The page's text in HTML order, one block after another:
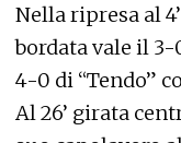
Nella ripresa al
bordata vale il 3-
4-0 di “Tendo”
Al 26’ girata